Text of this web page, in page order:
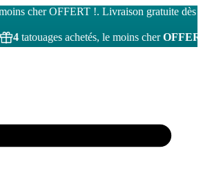
cher OFFERT !. Livraison gratuite dès
achetés, le moins cherOFFERT! •